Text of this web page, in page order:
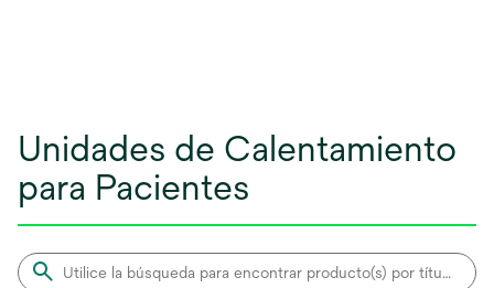
Unidades de Calentamiento
para Pacientes